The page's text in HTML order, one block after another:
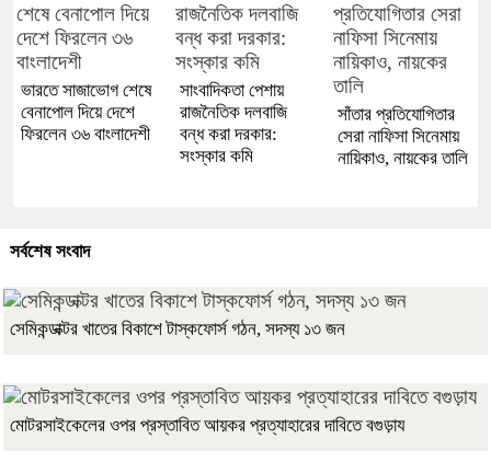
ভারতে সাজাভোগ শেষে
বেনাপোল দিয়ে দেশে
ফিরলেন ৩৬ বাংলাদেশী
সাংবাদিকতা পেশায়
রাজনৈতিক দলবাজি
বন্ধ করা দরকার:
সংস্কার কমি
সাঁতার প্রতিযোগিতার
সেরা নাফিসা সিনেমায়
নায়িকাও, নায়কের তালি
সর্বশেষ সংবাদ
সেমিকন্ডাক্টর খাতের বিকাশে টাস্কফোর্স গঠন, সদস্য ১৩ জন
মোটরসাইকেলের ওপর প্রস্তাবিত আয়কর প্রত্যাহারের দাবিতে বগুড়ায